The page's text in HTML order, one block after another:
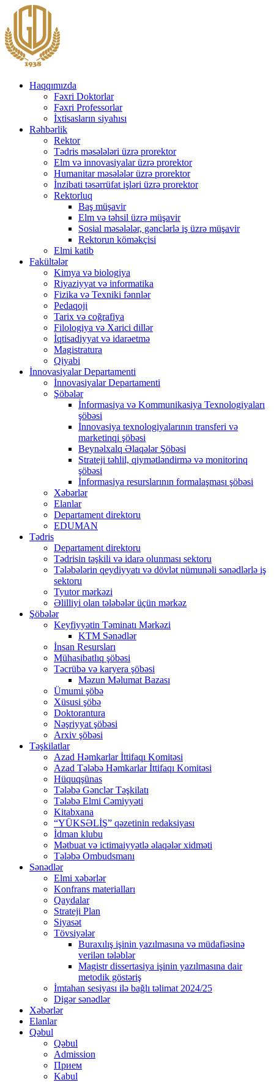
Haqqımızda
Fəxri Doktorlar
Fəxri Professorlar
İxtisasların siyahısı
Rəhbərlik
Rektor
Tədris məsələləri üzrə prorektor
Elm və innovasiyalar üzrə prorektor
Humanitar məsələlər üzrə prorektor
İnzibati təsərrüfat işləri üzrə prorektor
Rektorluq
Baş müşavir
Elm və təhsil üzrə müşavir
Sosial məsələlər, gənclərlə iş üzrə müşavir
Rektorun köməkçisi
Elmi katib
Fakültələr
Kimya və biologiya
Riyaziyyat və informatika
Fizika və Texniki fənnlər
Pedaqoji
Tarix və coğrafiya
Filologiya və Xarici dillər
İqtisadiyyat və idarəetmə
Magistratura
Qiyabi
İnnovasiyalar Departamenti
İnnovasiyalar Departamenti
Şöbələr
İnformasiya və Kommunikasiya Texnologiyaları
şöbəsi
İnnovasiya texnologiyalarının transferi və
marketinqi şöbəsi
Beynəlxalq Əlaqələr Şöbəsi
Strateji təhlil, qiymətləndirmə və monitorinq
şöbəsi
İnformasiya resurslarının formalaşması şöbəsi
Xəbərlər
Elanlar
Departament direktoru
EDUMAN
Tədris
Departament direktoru
Tədrisin təşkili və idarə olunması sektoru
Tələbələrin qeydiyyatı və dövlət nümunəli sənədlərlə iş
sektoru
Tyutor mərkəzi
Əlilliyi olan tələbələr üçün mərkəz
Şöbələr
Keyfiyyətin Təminatı Mərkəzi
KTM Sənədlər
İnsan Resursları
Mühasibatlıq şöbəsi
Təcrübə və karyera şöbəsi
Məzun Məlumat Bazası
Ümumi şöbə
Xüsusi şöbə
Doktorantura
Nəşriyyat şöbəsi
Arxiv şöbəsi
Təşkilatlar
Azad Həmkarlar İttifaqı Komitəsi
Azad Tələbə Həmkarlar İttifaqı Komitəsi
Hüquqşünas
Tələbə Gənclər Təşkilatı
Tələbə Elmi Cəmiyyəti
Kitabxana
“YÜKSƏLİŞ” qəzetinin redaksiyası
İdman klubu
Mətbuat və ictimaiyyətlə əlaqələr xidməti
Tələbə Ombudsmanı
Sənədlər
Elmi xəbərlər
Konfrans materialları
Qaydalar
Strateji Plan
Siyasət
Tövsiyələr
Buraxılış işinin yazılmasına və müdafiəsinə
verilən tələblər
Magistr dissertasiya işinin yazılmasına dair
metodik göstəriş
İmtahan sesiyası ilə bağlı təlimat 2024/25
Digər sənədlər
Xəbərlər
Elanlar
Qəbul
Qəbul
Admission
Прием
Kabul